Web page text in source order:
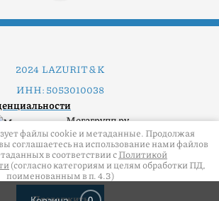
2024 LAZURIT & K
ИНН: 5053010038
файлы cookie и метаданные. Продолжая
соглашаетесь на использование нами файлов
в соответствии сПолитикой
(согласно категориям и целям обработки ПД,
поименованным в п. 4.3)
Мегагрупп.ру